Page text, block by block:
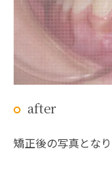
after
矯正後の写真となり